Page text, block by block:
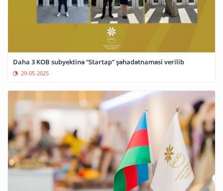
Daha 3 KOB subyektinə “Startap” şəhadətnaməsi verilib
29-05-2025